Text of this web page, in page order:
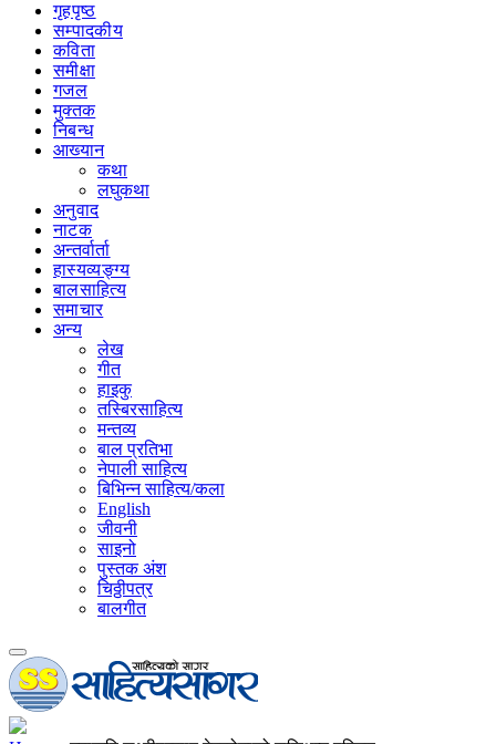
गृहपृष्‍ठ
सम्पादकीय
कविता
समीक्षा
गजल
मुक्तक
निबन्ध
आख्यान
कथा
लघुकथा
अनुवाद
नाटक
अन्तर्वार्ता
हास्यव्यङ्ग्य
बालसाहित्य
समाचार
अन्य
लेख
गीत
हाइकु
तस्बिरसाहित्य
मन्तव्य
बाल प्रतिभा
नेपाली साहित्य
बिभिन्न साहित्य/कला
English
जीवनी
साइनो
पुस्तक अंश
चिठ्ठीपत्र
बालगीत